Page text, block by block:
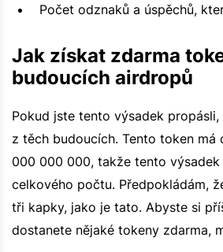
Počet odznaků a úspěchů,
Jak získat zdarma
budoucích airdropů
Pokud jste tento výsadek
z těch budoucích. Tento token má
000 000 000, takže tento
celkového počtu. Předpokládám,
tři kapky, jako je tato. Abyste si
dostanete nějaké tokeny zdarma,